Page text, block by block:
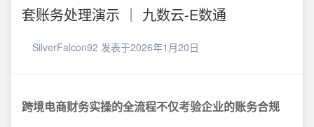
套账务处理演示 ｜ 九数云-E数通
SilverFalcon92 发表于2026年1月20日
跨境电商财务实操的全流程不仅考验企业的账务合规